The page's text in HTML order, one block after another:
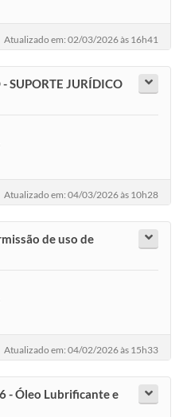
Atualizado em: 02/03/2026 às 16h41
SUPORTE JURÍDICO
Atualizado em: 04/03/2026 às 10h28
de uso de
Atualizado em: 04/02/2026 às 15h33
- Óleo Lubrificante e